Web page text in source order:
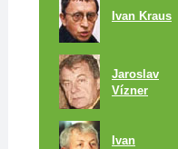
Ivan Kraus
Jaroslav
Vízner
Ivan